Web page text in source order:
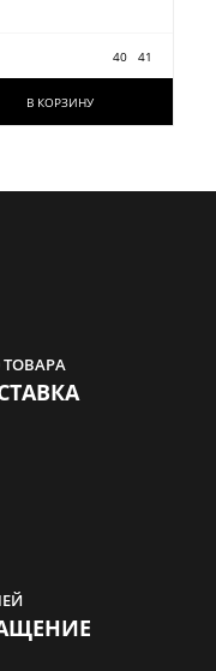
40 41
В КОРЗИНУ